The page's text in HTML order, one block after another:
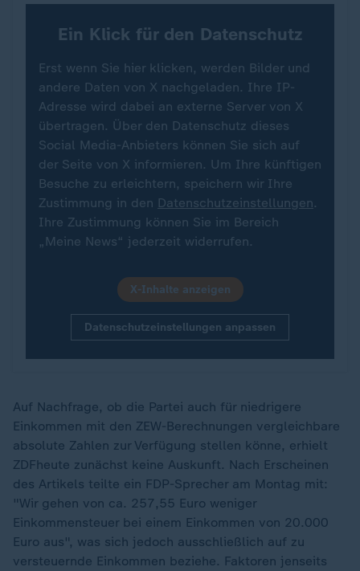
Ein Klick für den Datenschutz
Erst wenn Sie hier klicken, werden Bilder und
andere Daten von X nachgeladen. Ihre IP-
Adresse wird dabei an externe Server von X
übertragen. Über den Datenschutz dieses
Social Media-Anbieters können Sie sich auf
der Seite von X informieren. Um Ihre künftigen
Besuche zu erleichtern, speichern wir Ihre
Zustimmung in den Datenschutzeinstellungen.
Ihre Zustimmung können Sie im Bereich
„Meine News“ jederzeit widerrufen.
X-Inhalte anzeigen
Datenschutzeinstellungen anpassen
Auf Nachfrage, ob die Partei auch für niedrigere
Einkommen mit den ZEW-Berechnungen vergleichbare
absolute Zahlen zur Verfügung stellen könne, erhielt
ZDFheute zunächst keine Auskunft. Nach Erscheinen
des Artikels teilte ein FDP-Sprecher am Montag mit:
"Wir gehen von ca. 257,55 Euro weniger
Einkommensteuer bei einem Einkommen von 20.000
Euro aus", was sich jedoch ausschließlich auf zu
versteuernde Einkommen beziehe. Faktoren jenseits